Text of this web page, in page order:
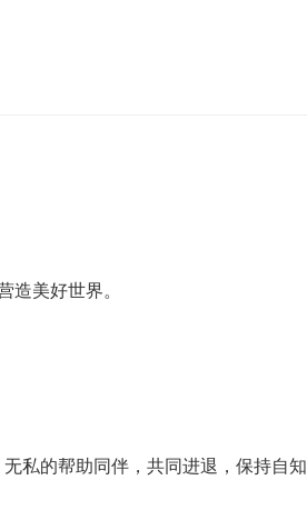
造美好世界。
私的帮助同伴，共同进退，保持自